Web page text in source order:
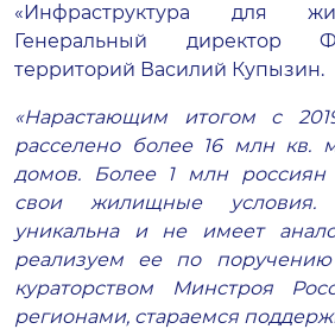
«Инфраструктура для
Генеральный директор
территорий Василий Купызин.
«Нарастающим итогом с
расселено более 16 млн кв.
домов. Более 1 млн россиян
свои жилищные условия.
уникальна и не имеет
реализуем ее по
кураторством Минстроя
регионами, стараемся